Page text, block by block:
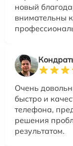
новый
внимательны
Очень
быстро и
телефона,
решения
результатом.